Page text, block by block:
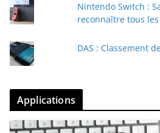
Nintendo Switch :
reconnaître tous
DAS : Classement
Applications